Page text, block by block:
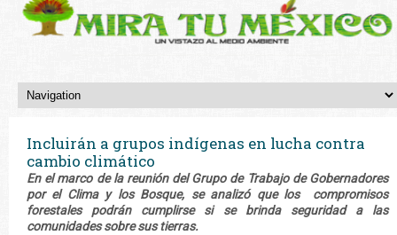
Incluirán a grupos indígenas en lucha contra
cambio climático
En el marco de la reunión del Grupo de Trabajo de Gobernadores
por el Clima y los Bosque, se analizó que los compromisos
forestales podrán cumplirse si se brinda seguridad a las
comunidades sobre sus tierras.